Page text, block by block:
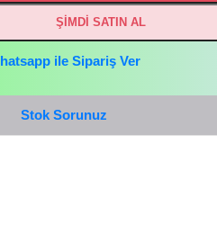
ŞİMDİ SATIN AL
ile Sipariş Ver
Stok Sorunuz